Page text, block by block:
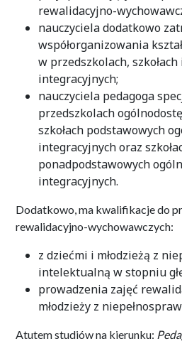
rewalidacyjno-
nauczyciela dodatkowo
współorganizowania
w przedszkolach, szkołach
integracyjnych;
nauczyciela pedagoga
przedszkolach
szkołach podstawowych
integracyjnych oraz
ponadpodstawowych
integracyjnych.
Dodatkowo, ma kwalifikacje do
rewalidacyjno-wychowawczych:
z dziećmi i młodzieżą z
intelektualną w stopniu
prowadzenia zajęć
młodzieży z
Atutem studiów na kierunku: